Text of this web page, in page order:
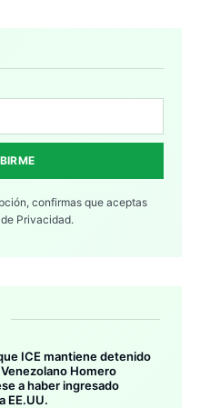
confirmas que aceptas
Privacidad.
ICE mantiene detenido
Homero
a haber ingresado
EE.UU.